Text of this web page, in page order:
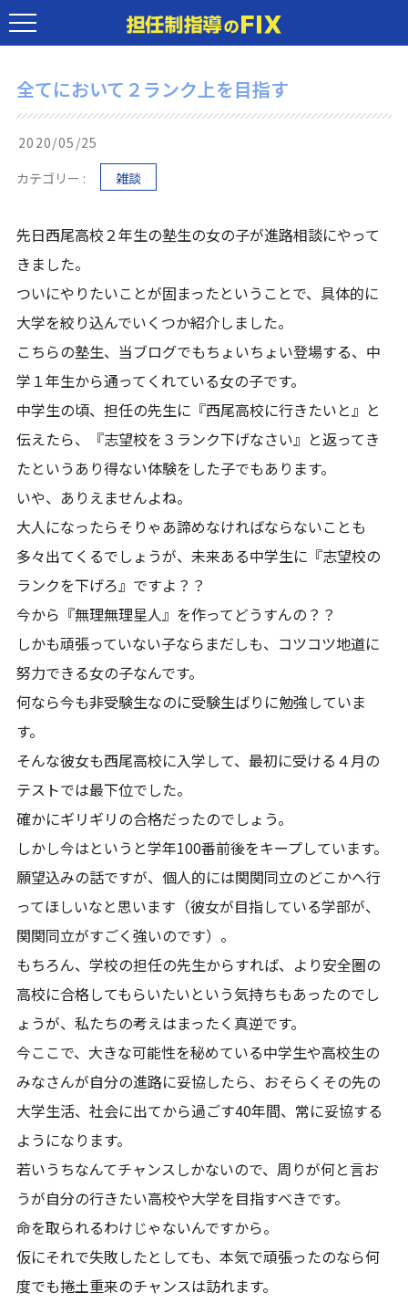
全てにおいて２ランク上を目指す
2020/05/25
カテゴリー :
雑談
先日西尾高校２年生の塾生の女の子が進路相談にやって
きました。
ついにやりたいことが固まったということで、具体的に
大学を絞り込んでいくつか紹介しました。
こちらの塾生、当ブログでもちょいちょい登場する、中
学１年生から通ってくれている女の子です。
中学生の頃、担任の先生に『西尾高校に行きたいと』と
伝えたら、『志望校を３ランク下げなさい』と返ってき
たというあり得ない体験をした子でもあります。
いや、ありえませんよね。
大人になったらそりゃあ諦めなければならないことも
多々出てくるでしょうが、未来ある中学生に『志望校の
ランクを下げろ』ですよ？？
今から『無理無理星人』を作ってどうすんの？？
しかも頑張っていない子ならまだしも、コツコツ地道に
努力できる女の子なんです。
何なら今も非受験生なのに受験生ばりに勉強していま
す。
そんな彼女も西尾高校に入学して、最初に受ける４月の
テストでは最下位でした。
確かにギリギリの合格だったのでしょう。
しかし今はというと学年100番前後をキープしています。
願望込みの話ですが、個人的には関関同立のどこかへ行
ってほしいなと思います（彼女が目指している学部が、
関関同立がすごく強いのです）。
もちろん、学校の担任の先生からすれば、より安全圏の
高校に合格してもらいたいという気持ちもあったのでし
ょうが、私たちの考えはまったく真逆です。
今ここで、大きな可能性を秘めている中学生や高校生の
みなさんが自分の進路に妥協したら、おそらくその先の
大学生活、社会に出てから過ごす40年間、常に妥協する
ようになります。
若いうちなんてチャンスしかないので、周りが何と言お
うが自分の行きたい高校や大学を目指すべきです。
命を取られるわけじゃないんですから。
仮にそれで失敗したとしても、本気で頑張ったのなら何
度でも捲土重来のチャンスは訪れます。